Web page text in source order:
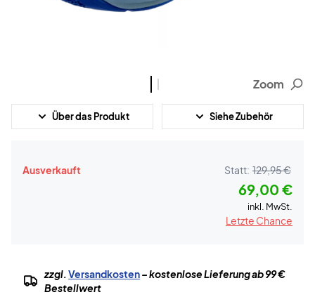
Zoom
Über das Produkt Siehe Zubehör
Ausverkauft Statt: 129,95 €
69,00 €
inkl. MwSt.
Letzte Chance
zzgl.Versandkosten– kostenlose Lieferung ab 99 €
Bestellwert